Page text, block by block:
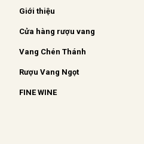
Giới thiệu
Cửa hàng rượu vang
Vang Chén Thánh
Rượu Vang Ngọt
FINE WINE